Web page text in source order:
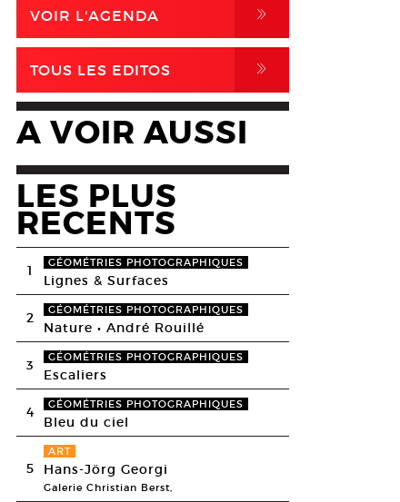
VOIR L'AGENDA ,
TOUS LES EDITOS ,
A VOIR AUSSI
LES PLUS
RECENTS
1 GÉOMÉTRIES PHOTOGRAPHIQUES
Lignes & Surfaces
2 GÉOMÉTRIES PHOTOGRAPHIQUES
Nature • André Rouillé
3 GÉOMÉTRIES PHOTOGRAPHIQUES
Escaliers
4 GÉOMÉTRIES PHOTOGRAPHIQUES
Bleu du ciel
5
ART
Hans-Jörg Georgi
Galerie Christian Berst,